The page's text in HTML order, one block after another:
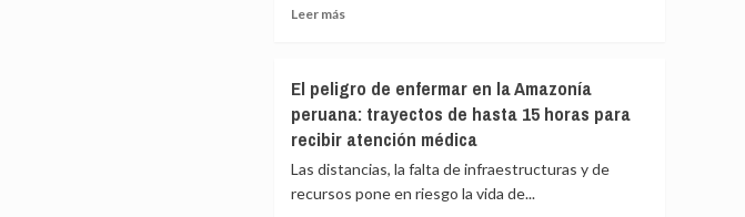
afirma
que
sienten
de
que
Leer másLeer
ONU
confirma
que
«está
tomando
El peligro de enfermar en la Amazonía
peruana: trayectos de hasta 15 horas para
recibir atención médica
Las distancias, la falta de infraestructuras y de
recursos pone en riesgo la vida de...